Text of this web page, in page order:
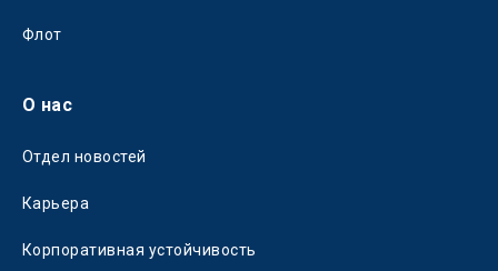
Флот
О нас
Отдел новостей
Карьера
Корпоративная устойчивость